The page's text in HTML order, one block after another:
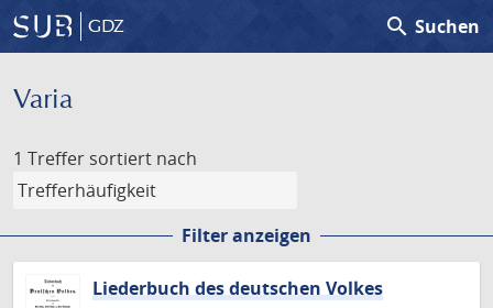
GDZ search Suchen
Varia
1 Treffer sortiert nach
Filter anzeigen
Liederbuch des deutschen Volkes